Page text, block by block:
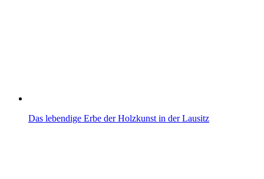
Das lebendige Erbe der Holzkunst in der Lausitz